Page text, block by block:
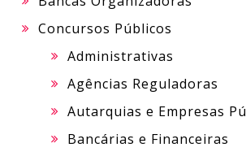
Concursos Públicos
Administrativas
Agências Reguladoras
Autarquias e Empresas
Bancárias e Financeiras